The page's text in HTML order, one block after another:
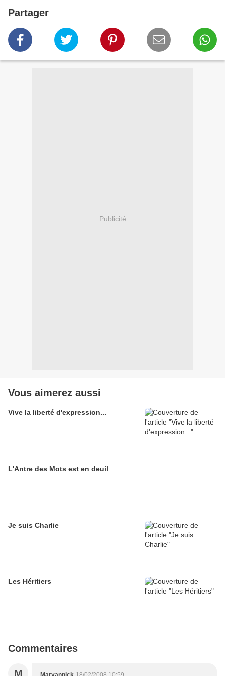
Partager
Publicité
Vous aimerez aussi
Vive la liberté d'expression...
L'Antre des Mots est en deuil
Je suis Charlie
Les Héritiers
Commentaires
M